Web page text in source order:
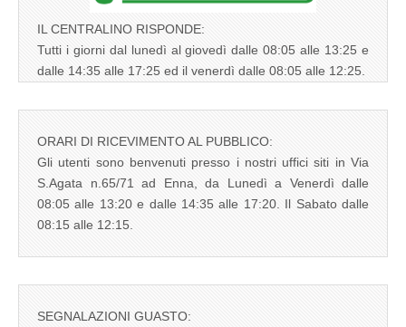
IL CENTRALINO RISPONDE:
Tutti i giorni dal lunedì al giovedì dalle 08:05 alle 13:25 e
dalle 14:35 alle 17:25 ed il venerdì dalle 08:05 alle 12:25.
ORARI DI RICEVIMENTO AL PUBBLICO:
Gli utenti sono benvenuti presso i nostri uffici siti in Via
S.Agata n.65/71 ad Enna, da Lunedì a Venerdì dalle
08:05 alle 13:20 e dalle 14:35 alle 17:20. Il Sabato dalle
08:15 alle 12:15.
SEGNALAZIONI GUASTO: